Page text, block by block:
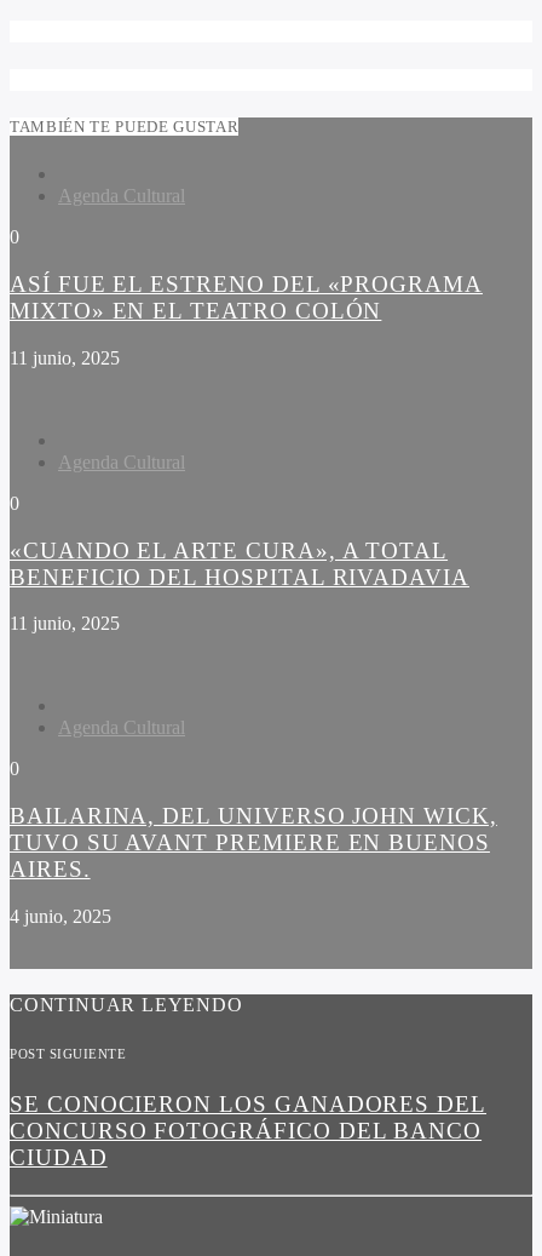
TAMBIÉN TE PUEDE GUSTAR
Agenda Cultural
0
ASÍ FUE EL ESTRENO DEL «PROGRAMA
MIXTO» EN EL TEATRO COLÓN
11 junio, 2025
Agenda Cultural
0
«CUANDO EL ARTE CURA», A TOTAL
BENEFICIO DEL HOSPITAL RIVADAVIA
11 junio, 2025
Agenda Cultural
0
BAILARINA, DEL UNIVERSO JOHN WICK,
TUVO SU AVANT PREMIERE EN BUENOS
AIRES.
4 junio, 2025
CONTINUAR LEYENDO
POST SIGUIENTE
SE CONOCIERON LOS GANADORES DEL
CONCURSO FOTOGRÁFICO DEL BANCO
CIUDAD